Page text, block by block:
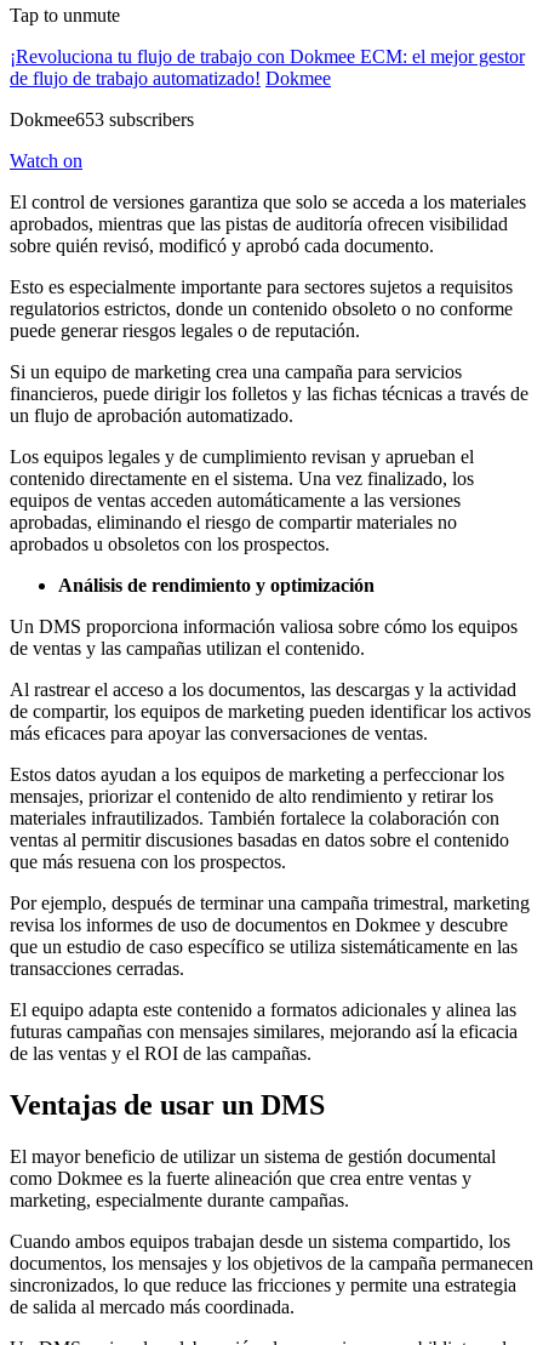
Tap to unmute
¡Revoluciona tu flujo de trabajo con Dokmee ECM: el mejor gestor
de flujo de trabajo automatizado! Dokmee
Dokmee653 subscribers
Watch on
El control de versiones garantiza que solo se acceda a los materiales
aprobados, mientras que las pistas de auditoría ofrecen visibilidad
sobre quién revisó, modificó y aprobó cada documento.
Esto es especialmente importante para sectores sujetos a requisitos
regulatorios estrictos, donde un contenido obsoleto o no conforme
puede generar riesgos legales o de reputación.
Si un equipo de marketing crea una campaña para servicios
financieros, puede dirigir los folletos y las fichas técnicas a través de
un flujo de aprobación automatizado.
Los equipos legales y de cumplimiento revisan y aprueban el
contenido directamente en el sistema. Una vez finalizado, los
equipos de ventas acceden automáticamente a las versiones
aprobadas, eliminando el riesgo de compartir materiales no
aprobados u obsoletos con los prospectos.
Análisis de rendimiento y optimización
Un DMS proporciona información valiosa sobre cómo los equipos
de ventas y las campañas utilizan el contenido.
Al rastrear el acceso a los documentos, las descargas y la actividad
de compartir, los equipos de marketing pueden identificar los activos
más eficaces para apoyar las conversaciones de ventas.
Estos datos ayudan a los equipos de marketing a perfeccionar los
mensajes, priorizar el contenido de alto rendimiento y retirar los
materiales infrautilizados. También fortalece la colaboración con
ventas al permitir discusiones basadas en datos sobre el contenido
que más resuena con los prospectos.
Por ejemplo, después de terminar una campaña trimestral, marketing
revisa los informes de uso de documentos en Dokmee y descubre
que un estudio de caso específico se utiliza sistemáticamente en las
transacciones cerradas.
El equipo adapta este contenido a formatos adicionales y alinea las
futuras campañas con mensajes similares, mejorando así la eficacia
de las ventas y el ROI de las campañas.
Ventajas de usar un DMS
El mayor beneficio de utilizar un sistema de gestión documental
como Dokmee es la fuerte alineación que crea entre ventas y
marketing, especialmente durante campañas.
Cuando ambos equipos trabajan desde un sistema compartido, los
documentos, los mensajes y los objetivos de la campaña permanecen
sincronizados, lo que reduce las fricciones y permite una estrategia
de salida al mercado más coordinada.